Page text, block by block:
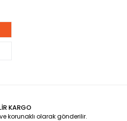
KARGO
ve korunaklı olarak gönderilir.